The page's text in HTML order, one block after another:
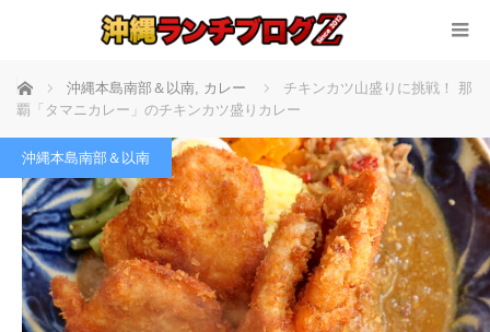
ホーム 沖縄本島南部＆以南, カレー
チキンカツ山盛りに挑戦！ 那
覇「タマニカレー」のチキンカツ盛りカレー
沖縄本島南部＆以南